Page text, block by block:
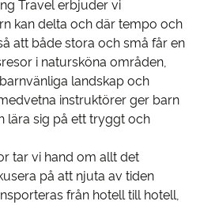
Travel erbjuder vi
kan delta och där tempo och
att både stora och små får en
i natursköna områden,
landskap och
instruktörer ger barn
lära sig på ett tryggt och
tar vi hand om allt det
på att njuta av tiden
från hotell till hotell,